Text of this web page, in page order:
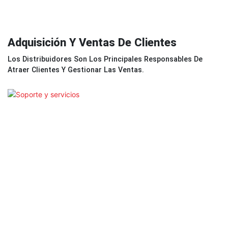
Adquisición Y Ventas De Clientes
Los Distribuidores Son Los Principales Responsables De
Atraer Clientes Y Gestionar Las Ventas.